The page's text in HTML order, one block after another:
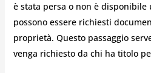
è stata persa o non è disponibile
possono essere richiesti
proprietà. Questo passaggio
venga richiesto da chi ha titolo